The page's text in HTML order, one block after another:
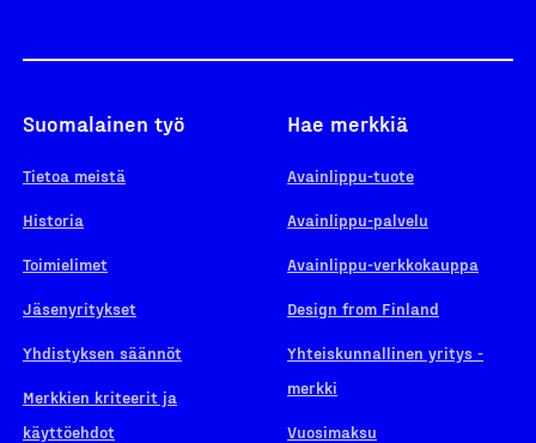
Suomalainen työ
Tietoa meistä
Historia
Toimielimet
Jäsenyritykset
Yhdistyksen säännöt
Merkkien kriteerit ja
käyttöehdot
Hae merkkiä
Avainlippu-tuote
Avainlippu-palvelu
Avainlippu-verkkokauppa
Design from Finland
Yhteiskunnallinen yritys -
merkki
Vuosimaksu